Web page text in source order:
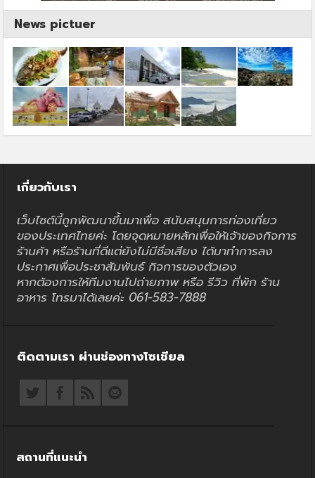
News pictuer
เกี่ยวกับเรา
เว็บไซต์นี้ถูกพัฒนาขึ้นมาเพื่อ สนับสนุนการท่องเที่ยว
ของประเทศไทยค่ะ โดยจุดหมายหลักเพื่อให้เจ้าของกิจการ
ร้านค้า หรือร้านที่ดีแต่ยังไม่มีชื่อเสียง ได้มาทำการลง
ประกาศเพื่อประชาสัมพันธ์ กิจการของตัวเอง
หากต้องการให้ทีมงานไปถ่ายภาพ หรือ รีวิว ที่พัก ร้าน
อาหาร โทรมาได้เลยค่ะ 061-583-7888
ติดตามเรา ผ่านช่องทางโซเชียล
สถานที่แนะนำ